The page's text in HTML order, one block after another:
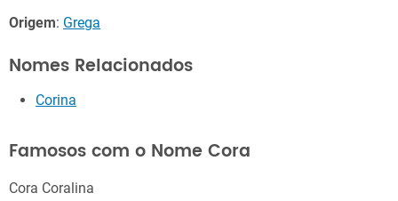
Origem: Grega
Nomes Relacionados
Corina
Famosos com o Nome Cora
Cora Coralina